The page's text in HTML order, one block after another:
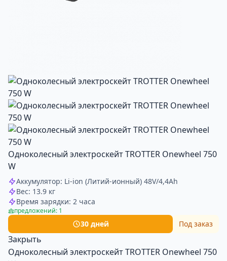
Одноколесный электроскейт TROTTER Onewheel 750
W
Аккумулятор: Li-ion (Литий-ионный) 48V/4,4Ah
Вес: 13.9 кг
Время зарядки: 2 часа
предложений: 1
30 дней Под заказ
Закрыть
Одноколесный электроскейт TROTTER Onewheel 750